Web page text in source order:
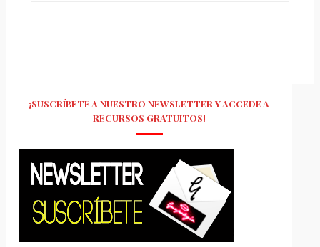
¡SUSCRÍBETE A NUESTRO NEWSLETTER Y ACCEDE A
RECURSOS GRATUITOS!